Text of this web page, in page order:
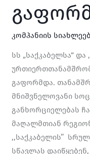
კომპანიის
სს „საქკაბელსა“
გაფორმდა.
მნიშვნელოვანი
განხორციელებას
მაღალმთიან
,,საქკაბელის’’
სწავლას